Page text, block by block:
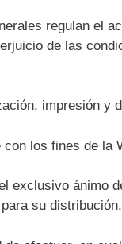
regulan el
de las
impresión y
los fines de la
exclusivo ánimo
su